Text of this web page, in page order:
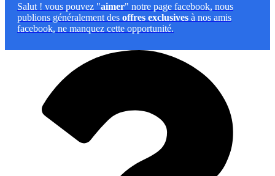
Salut ! vous pouvez "aimer" notre page facebook, nous
publions généralement des offres exclusives à nos amis
facebook, ne manquez cette opportunité.